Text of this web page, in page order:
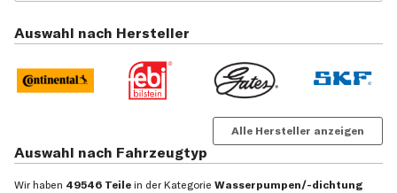
Auswahl nach Hersteller
Alle Hersteller anzeigen
Auswahl nach Fahrzeugtyp
Wir haben 49546 Teile in der Kategorie Wasserpumpen/-dichtung